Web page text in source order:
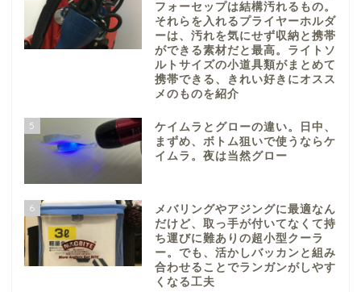
フォーセップは結構汚れるもの。
それらを入れるプライヤーホルダ
ーは、汚れを気にせず収納と携帯
ができる素材だと最高。ライトソ
ルトサイズの小道具類がまとめて
携帯できる、きれい好きにオスス
メのものを紹介
5
ケイムラとグローの違い。日中、
まずめ、ボトム狙いで使うならケ
イムラ。夜は当然グロー
6
メバリングやアジングに最適なん
だけど、取っ手が付いてなくて持
ち運びに難ありの超小型クーラ
ー。でも、活かしバッカンと組み
合わせることでランガンがしやす
くなる工夫